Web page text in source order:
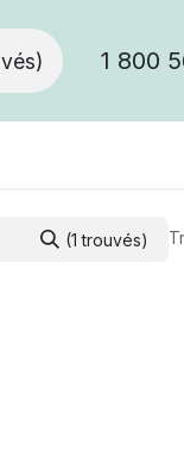
1 800
(1 trouvés)